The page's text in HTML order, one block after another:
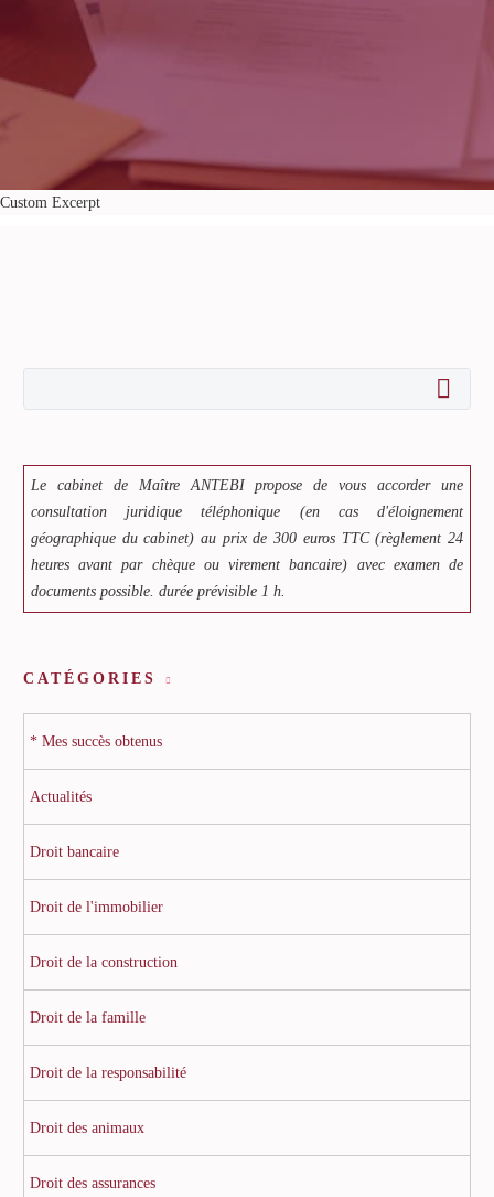
Custom Excerpt
Le cabinet de Maître ANTEBI propose de vous accorder une
consultation juridique téléphonique (en cas d'éloignement
géographique du cabinet) au prix de 300 euros TTC (règlement 24
heures avant par chèque ou virement bancaire) avec examen de
documents possible. durée prévisible 1 h.
CATÉGORIES
* Mes succès obtenus
Actualités
Droit bancaire
Droit de l'immobilier
Droit de la construction
Droit de la famille
Droit de la responsabilité
Droit des animaux
Droit des assurances